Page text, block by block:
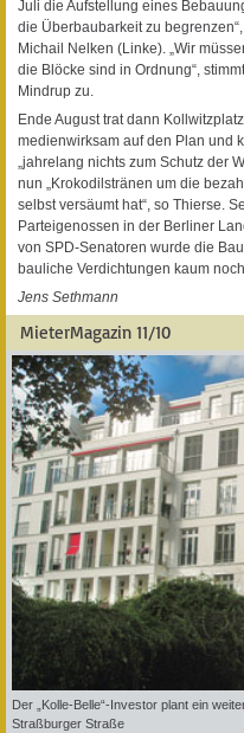
Juli die Aufstellung eines
die Überbaubarkeit zu
Michail Nelken (Linke). „Wir
die Blöcke sind in Ordnung“,
Mindrup zu.
Ende August trat dann
medienwirksam auf den Plan und
„jahrelang nichts zum Schutz der
nun „Krokodilstränen um die
selbst versäumt hat“, so Thierse.
Parteigenossen in der Berliner
von SPD-Senatoren wurde die
bauliche Verdichtungen kaum
Jens Sethmann
MieterMagazin 11/10
Der „Kolle-Belle“-Investor plant ein
Straßburger Straße